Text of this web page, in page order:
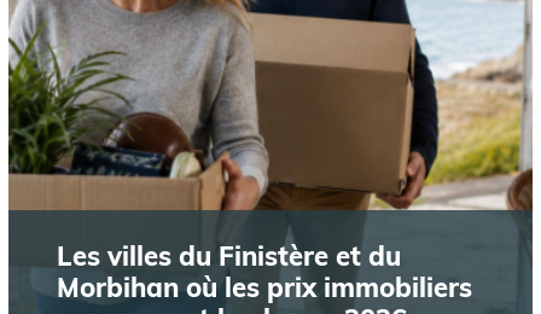
Les villes du Finistère et du
Morbihan où les prix immobiliers